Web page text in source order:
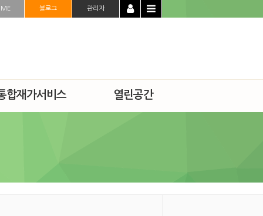
블로그 관리자
합재가서비스 열린공간